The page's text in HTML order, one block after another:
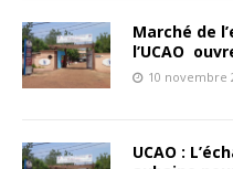
Marché de
l’UCAO
10 novembre
UCAO :